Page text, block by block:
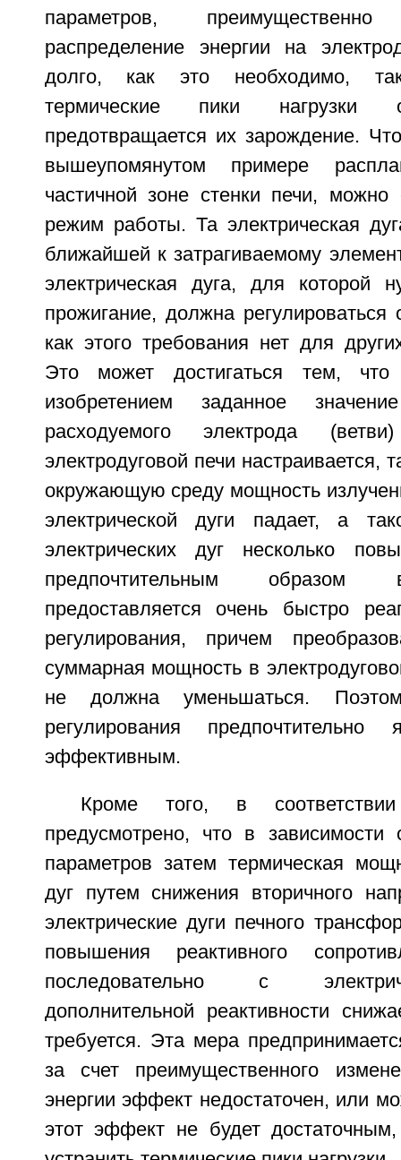
параметров,
распределение энергии на
долго, как это необходимо,
термические пики нагрузки
предотвращается их зарождение.
вышеупомянутом примере
частичной зоне стенки печи,
режим работы. Та электрическая
ближайшей к затрагиваемому
электрическая дуга, для которой
прожигание, должна
как этого требования нет для
Это может достигаться тем,
изобретением заданное
расходуемого электрода
электродуговой печи настраивается,
окружающую среду мощность
электрической дуги падает, а
электрических дуг несколько
предпочтительным образом
предоставляется очень быстро
регулирования, причем
суммарная мощность в
не должна уменьшаться.
регулирования предпочтительно
эффективным.
Кроме того, в
предусмотрено, что в зависимости
параметров затем термическая
дуг путем снижения вторичного
электрические дуги печного
повышения реактивного
последовательно с
дополнительной реактивности
требуется. Эта мера
за счет преимущественного
энергии эффект недостаточен, или
этот эффект не будет